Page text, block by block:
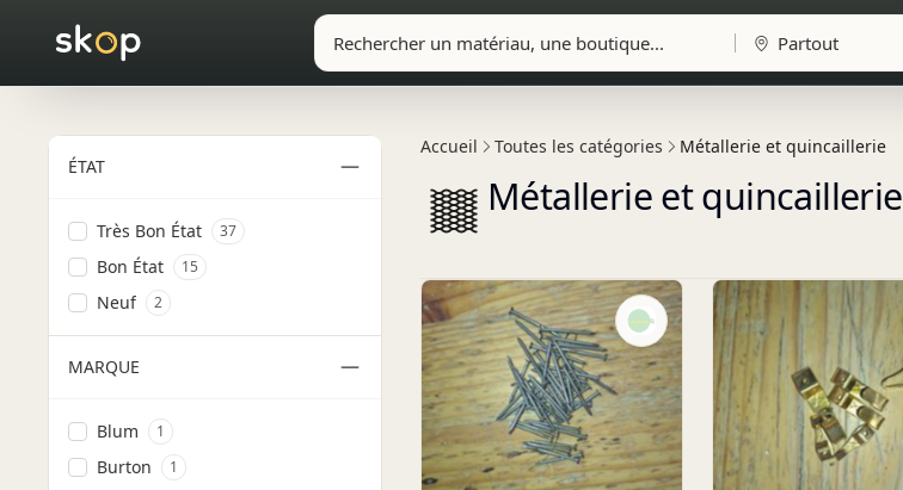
ÉTAT
Très Bon État 37
Bon État 15
Neuf 2
MARQUE
Blum 1
Burton 1
Accueil Toutes les catégories Métallerie et quincaillerie
Métallerie et quincaillerie